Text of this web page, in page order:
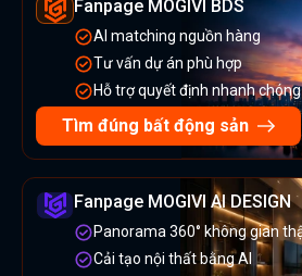
Fanpage MOGIVI BDS
AI matching nguồn hàng
Tư vấn dự án phù hợp
Hỗ trợ quyết định nhanh chóng
Tìm đúng bất động sản
Fanpage MOGIVI AI DESIGN
Panorama 360° không gian
Cải tạo nội thất bằng AI